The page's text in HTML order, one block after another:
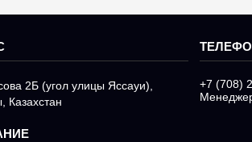
2Б (угол улицы Яссауи),
Казахстан
+7 (708)